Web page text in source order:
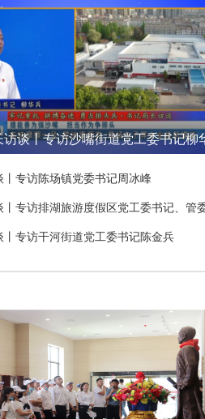
访谈丨专访沙嘴街道党工委书记柳
丨专访陈场镇党委书记周冰峰
丨专访排湖旅游度假区党工委书记、管
丨专访干河街道党工委书记陈金兵